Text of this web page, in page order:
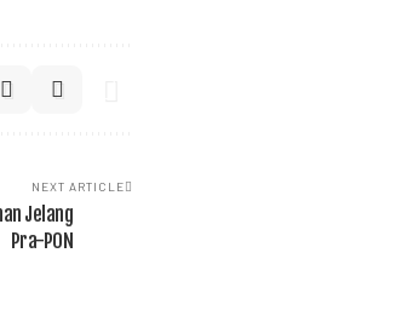
NEXT ARTICLE
Jelang
Pra-PON